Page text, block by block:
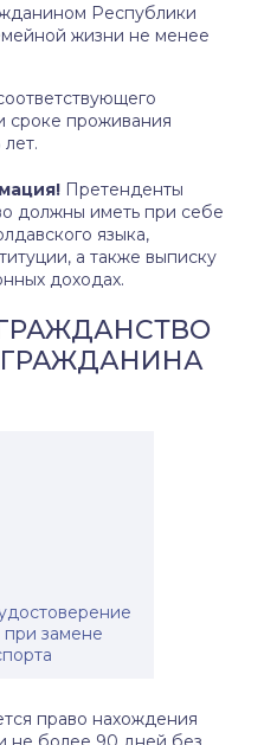
Республики
жизни не менее
сроке проживания
Претенденты
должны иметь при себе
языка,
а также выписку
доходах.
при замене
право нахождения